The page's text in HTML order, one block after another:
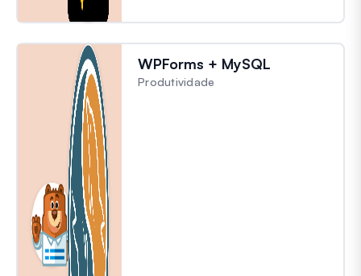
WPForms + MySQL
Produtividade